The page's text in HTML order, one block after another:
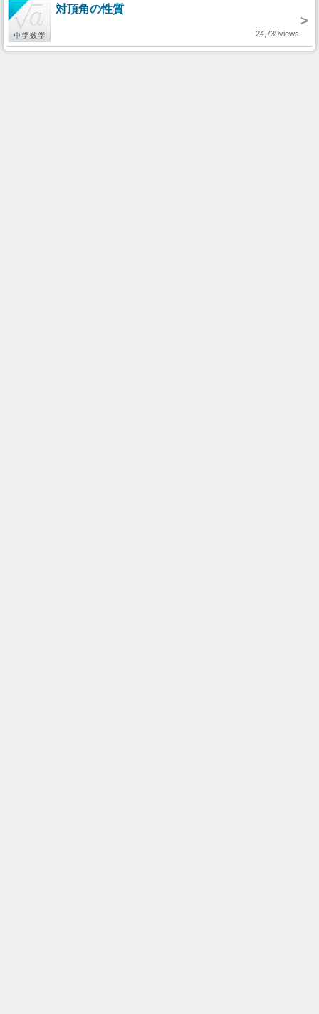
対頂角の性質
>
24,739views